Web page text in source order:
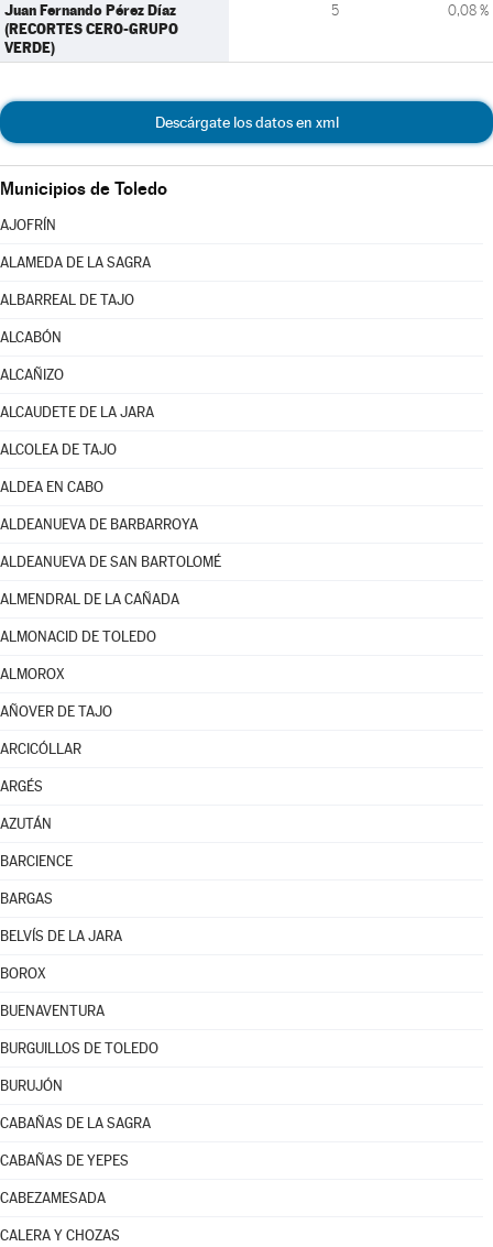
Juan Fernando Pérez Díaz
(RECORTES CERO-GRUPO
VERDE)
5 0,08 %
Descárgate los datos en xml
Municipios de Toledo
AJOFRÍN
ALAMEDA DE LA SAGRA
ALBARREAL DE TAJO
ALCABÓN
ALCAÑIZO
ALCAUDETE DE LA JARA
ALCOLEA DE TAJO
ALDEA EN CABO
ALDEANUEVA DE BARBARROYA
ALDEANUEVA DE SAN BARTOLOMÉ
ALMENDRAL DE LA CAÑADA
ALMONACID DE TOLEDO
ALMOROX
AÑOVER DE TAJO
ARCICÓLLAR
ARGÉS
AZUTÁN
BARCIENCE
BARGAS
BELVÍS DE LA JARA
BOROX
BUENAVENTURA
BURGUILLOS DE TOLEDO
BURUJÓN
CABAÑAS DE LA SAGRA
CABAÑAS DE YEPES
CABEZAMESADA
CALERA Y CHOZAS